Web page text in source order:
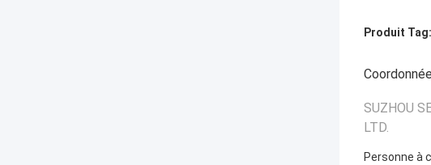
Produit Tag:
SUZHOU
LTD.
Personne à